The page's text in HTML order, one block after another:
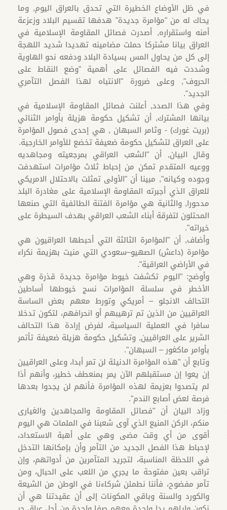
في ظل الأوضاع الخطيرة التي تحدق بالعراق اليوم, وما
يحاك له من "مؤامرة جديدة" هدفها تقسيم البلاد وزعزعة
أمنه واستقراره, أصدرت فصائل المقاومة الإسلامية في
العراق بيانا مشتركا حملت مضامينه تهديدا شديد اللهجة
إلى كل من يحاول المس بسيادة البلاد ودفعه نحو الهاوية
وشددت فيه الفصائل على أهمية "وضع النقاط على
الحروف", وعلى ضرورة "الانتباه لهذا الفصل التآمري
الجديد".
وفي هذا الصدد, أعلنت فصائل المقاومة الإسلامية في
بيانها المشترك, أن تشكيل حكومة هزيلة بأوامر الثنائي
(بريت غورك) - وثامر السبهان , هي إحدى فصول المؤامرة
على العراق لتشكيل حكومة ضعيفة تخضع للأوامر الخارجية.
وقال البيان, أن "الشعب العراقي بمرجعيته ومجاهديه
ووعيه المتقدم تمكن من إحباط ثلاث مؤامرات استهدفت
وجوده وكيانه", مبينا أن "الأولى تمثلت بالاحتلال الامريكي
للعراق الذي أجبرته المقاومة الإسلامية على مغادرة البلد
مدحورا, والثانية هي مؤامرة الفتنة الطائفية التي صنعها
المحتلون لتفرقة أبناء الشعب العراقي بهدف السيطرة على
خيراته".
وأضاف, أن "المؤامرة الثالثة التي أحبطها العراقيون هي
مؤامرة (داعش) الصهيو–سعودي التي منيت بهزيمة نكراء
في الأراضي العراقية".
وأوضح: "اليوم تكشفت خيوط مؤامرة جديدة قذرة وهي
الأخطر في سلسلة المؤامرات نسج خيوطها أساطين
التحالف الانجلو – أمريكي وتورط معهم بعض الساسة
العراقيين من الذين تم ترهيبهم أو انحرافهم، لتكون تدخلا
سافرا في العملية السياسية، لفرض إرادة هذا التحالف
الشرير على العراقيين, وتشكيل حكومة هزيلة ضعيفة تأتمر
بأوامر ماكغور – السبهان".
وتابع أن "هذه المؤامرة الدنيئة لن تمر أبدا، وعلى العراقيين
إن يعوا إن مستقبلهم الآن يمر بمنعطف خطير، وأنهم أذا
لم يتصدوا بعزيمة لهذه المؤامرة فأنهم لن يجدوا بعدها
فرصة لعض أصابع الندم".
وزاد البيان أن "فصائل المقاومة والمجاهدين والغيارى
منكم، الركن المنيع الذي آوى شعبنا في الملمات هي اليوم
أقوى من أي وقت مضى وهي على أهبة الاستعداد،
لإحباط هذا الفصل الجديد من التآمر وأن بإمكانها التدخل
في اللحظة المناسبة، لتجريد المتآمرين من أدواتهم، وإن
تراقب بعين مفتوحة ما يجري من اللعب على الحبال، ومن
تآمر مفضوح، فأننا نطمئن شركاءنا في الوطن من الشيعة
والكورد والسنة وباقي المكونات إلى أن عقيدتنا هي أن